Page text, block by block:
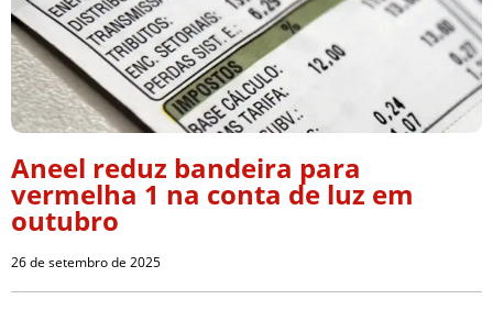
Aneel reduz bandeira para
vermelha 1 na conta de luz em
outubro
26 de setembro de 2025